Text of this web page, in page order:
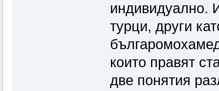
индивидуално.
турци, други
които правят
две понятия